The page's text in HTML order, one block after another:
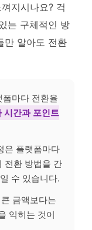
지시나요? 걱
는 구체적인 방
만 알아도 전환
폼마다 전환율
시간과 포인트
은 플랫폼마다
전환 방법을 간
수 있습니다.
금액보다는
익히는 것이